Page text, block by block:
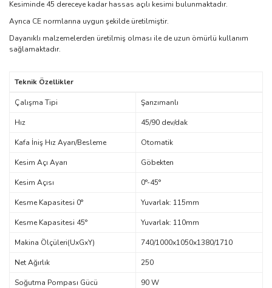
Kesiminde 45 dereceye kadar hassas açılı kesimi bulunmaktadır.
Ayrıca CE normlarına uygun şekilde üretilmiştir.
Dayanıklı malzemelerden üretilmiş olması ile de uzun ömürlü kullanım
sağlamaktadır.
Teknik Özellikler
Çalışma Tipi Şanzımanlı
Hız 45/90 dev/dak
Kafa İniş Hız Ayarı/Besleme Otomatik
Kesim Açı Ayarı Göbekten
Kesim Açısı 0°-45°
Kesme Kapasitesi 0° Yuvarlak: 115mm
Kesme Kapasitesi 45° Yuvarlak: 110mm
Makina Ölçüleri(UxGxY) 740/1000x1050x1380/1710
Net Ağırlık 250
Soğutma Pompası Gücü 90 W